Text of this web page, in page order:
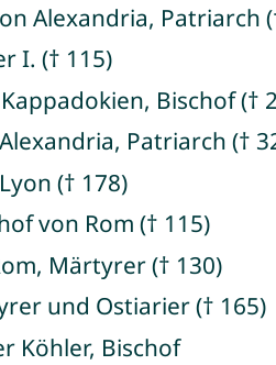
Alexandria, Patriarch
I. († 115)
Bischof (†
Patriarch (†
(† 178)
von Rom († 115)
Märtyrer († 130)
und Ostiarier († 165)
Köhler, Bischof